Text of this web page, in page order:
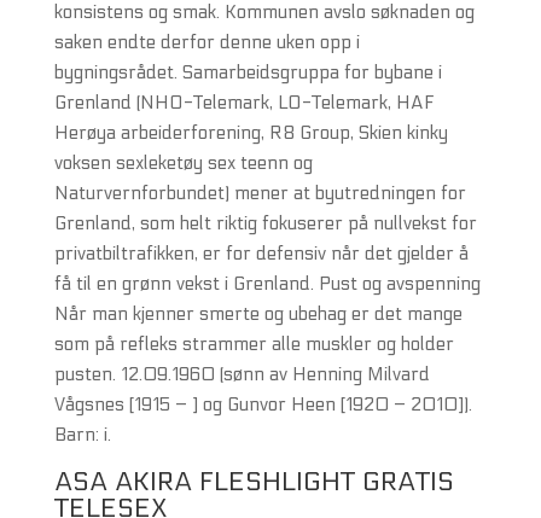
konsistens og smak. Kommunen avslo søknaden og
saken endte derfor denne uken opp i
bygningsrådet. Samarbeidsgruppa for bybane i
Grenland (NHO-Telemark, LO-Telemark, HAF
Herøya arbeiderforening, R8 Group, Skien kinky
voksen sexleketøy sex teenn og
Naturvernforbundet) mener at byutredningen for
Grenland, som helt riktig fokuserer på nullvekst for
privatbiltrafikken, er for defensiv når det gjelder å
få til en grønn vekst i Grenland. Pust og avspenning
Når man kjenner smerte og ubehag er det mange
som på refleks strammer alle muskler og holder
pusten. 12.09.1960 (sønn av Henning Milvard
Vågsnes [1915 – ] og Gunvor Heen [1920 – 2010]).
Barn: i.
ASA AKIRA FLESHLIGHT GRATIS
TELESEX